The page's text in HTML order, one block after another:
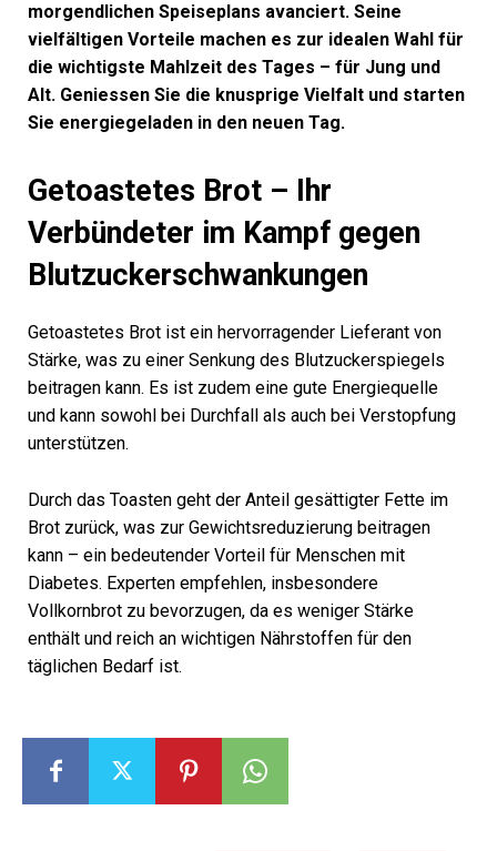
morgendlichen Speiseplans avanciert. Seine
vielfältigen Vorteile machen es zur idealen Wahl für
die wichtigste Mahlzeit des Tages – für Jung und
Alt. Geniessen Sie die knusprige Vielfalt und starten
Sie energiegeladen in den neuen Tag.
Getoastetes Brot – Ihr
Verbündeter im Kampf gegen
Blutzuckerschwankungen
Getoastetes Brot ist ein hervorragender Lieferant von
Stärke, was zu einer Senkung des Blutzuckerspiegels
beitragen kann. Es ist zudem eine gute Energiequelle
und kann sowohl bei Durchfall als auch bei Verstopfung
unterstützen.
Durch das Toasten geht der Anteil gesättigter Fette im
Brot zurück, was zur Gewichtsreduzierung beitragen
kann – ein bedeutender Vorteil für Menschen mit
Diabetes. Experten empfehlen, insbesondere
Vollkornbrot zu bevorzugen, da es weniger Stärke
enthält und reich an wichtigen Nährstoffen für den
täglichen Bedarf ist.